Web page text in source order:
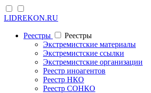
LIDREKON.RU
Реестры
Реестры
Экстремистские материалы
Экстремистские ссылки
Экстремистские организации
Реестр иноагентов
Реестр НКО
Реестр СОНКО